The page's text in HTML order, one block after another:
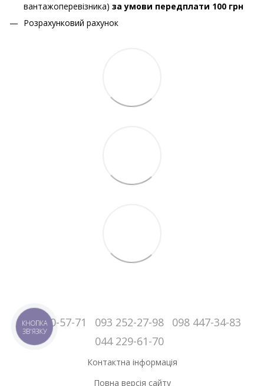
вантажоперевізника) за умови передплати 100 грн
Розрахунковий рахунок
050-060-57-71 093 252-27-98
098 447-34-83
044 229-61-70
Контактна інформація
Повна версія сайту
КНОПКА
ЗВ'ЯЗКУ